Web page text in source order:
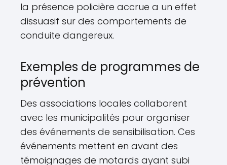
la présence policière accrue a un effet
dissuasif sur des comportements de
conduite dangereux.
Exemples de programmes de
prévention
Des associations locales collaborent
avec les municipalités pour organiser
des événements de sensibilisation. Ces
événements mettent en avant des
témoignages de motards ayant subi